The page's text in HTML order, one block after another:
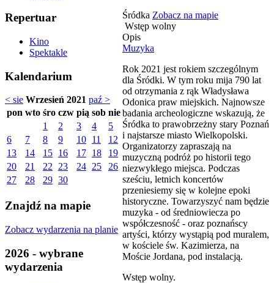
Repertuar
Kino
Spektakle
Kalendarium
< sie Wrzesień 2021 paź >
pon wto śro czw pią sob nie
1
2 3 4
5
6
7 8 9 10 11
12
13
14 15 16 17 18
19
20
21 22 23 24 25
26
27
28 29 30
Znajdź na mapie
Zobacz wydarzenia na planie
2026 - wybrane
wydarzenia
Śródka Zobacz na mapie
Wstęp wolny
Opis
Muzyka
Rok 2021 jest rokiem szczególnym
dla Śródki. W tym roku mija 790 lat
od otrzymania z rąk Władysława
Odonica praw miejskich. Najnowsze
badania archeologiczne wskazują, że
Śródka to prawobrzeżny stary Poznań
i najstarsze miasto Wielkopolski.
Organizatorzy zapraszają na
muzyczną podróż po historii tego
niezwykłego miejsca. Podczas
sześciu, letnich koncertów
przeniesiemy się w kolejne epoki
historyczne. Towarzyszyć nam będzie
muzyka - od średniowiecza po
współczesność - oraz poznańscy
artyści, którzy wystąpią pod muralem,
w kościele św. Kazimierza, na
Moście Jordana, pod instalacją.
Wstęp wolny.